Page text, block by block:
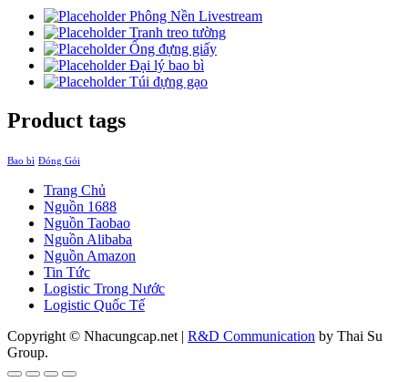
Phông Nền Livestream
Tranh treo tường
Ống đựng giấy
Đại lý bao bì
Túi đựng gạo
Product tags
Bao bì Đóng Gói
Trang Chủ
Nguồn 1688
Nguồn Taobao
Nguồn Alibaba
Nguồn Amazon
Tin Tức
Logistic Trong Nước
Logistic Quốc Tế
Copyright © Nhacungcap.net | R&D Communication by Thai Su
Group.